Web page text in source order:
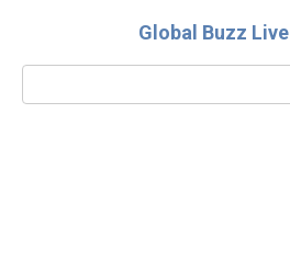
Global Buzz Live
Search: